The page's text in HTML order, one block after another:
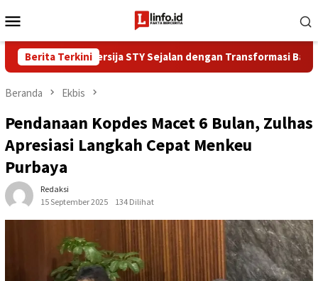
ke
Mobile
Berita Terkini
Persija STY Sejalan dengan Transformasi Bank Jakarta
Beranda Ekbis
Pendanaan Kopdes Macet 6 Bulan, Zulhas
Apresiasi Langkah Cepat Menkeu
Purbaya
Redaksi
15 September 2025
134 Dilihat